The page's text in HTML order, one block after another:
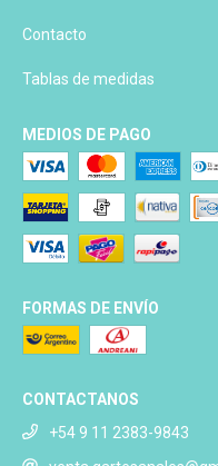
Contacto
Tablas de medidas
MEDIOS DE PAGO
FORMAS DE ENVÍO
CONTACTANOS
+54 9 11 2383-9843